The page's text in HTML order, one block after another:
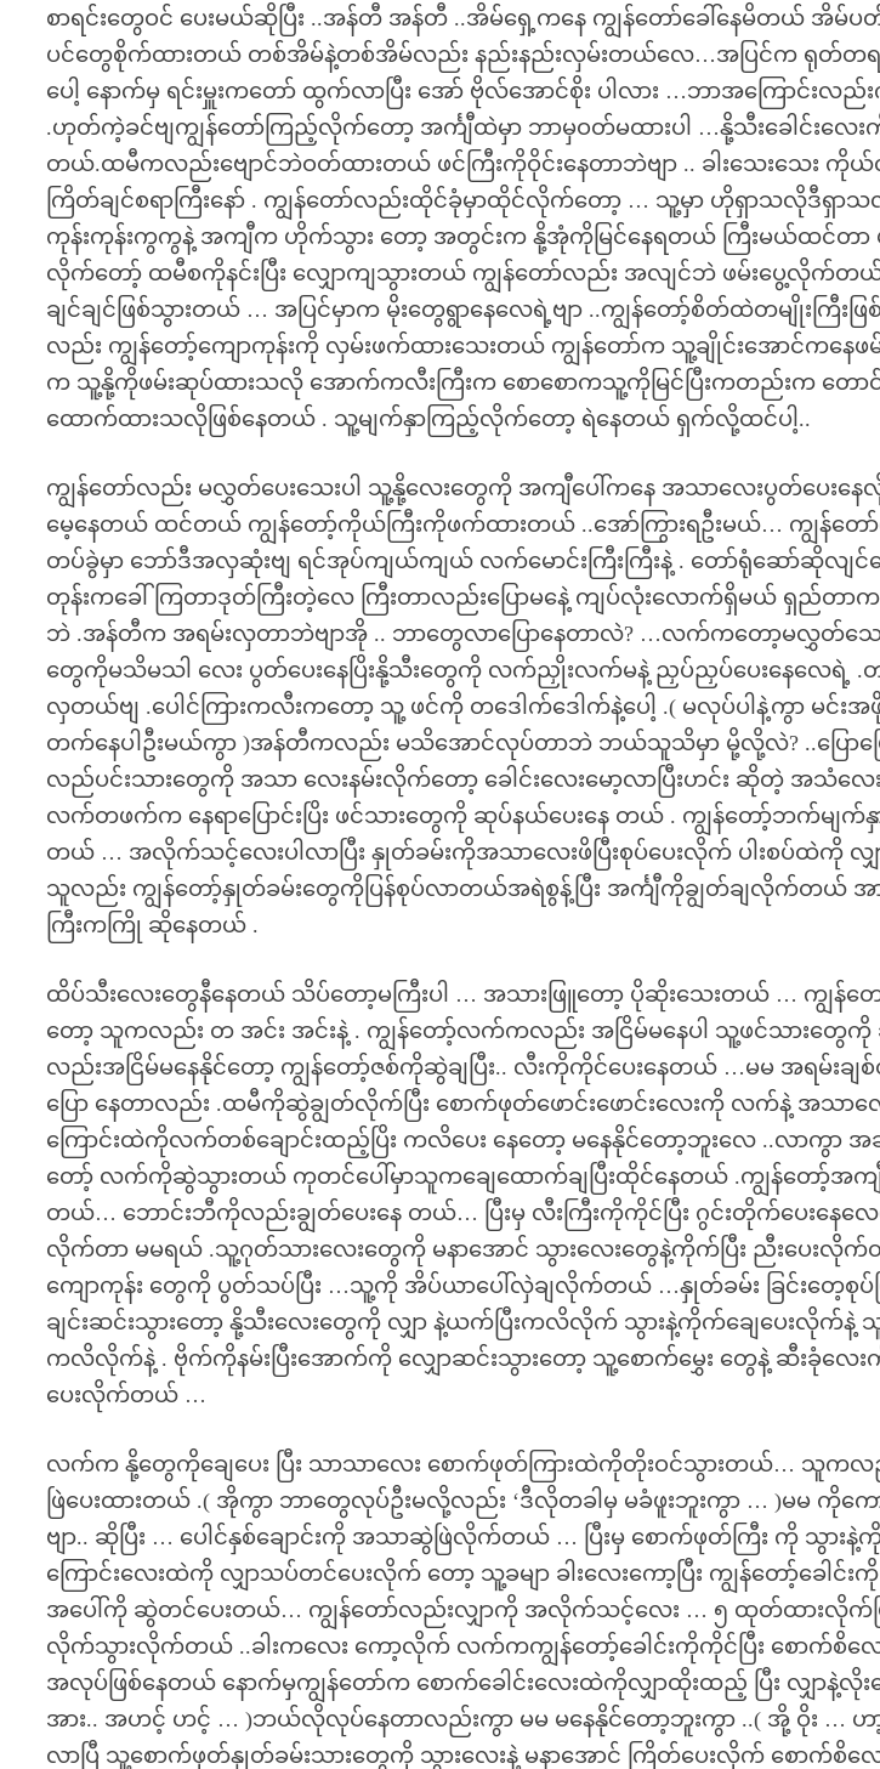
စာရင်းတွေဝင် ပေးမယ်ဆိုပြီး ..အန်တီ အန်တီ ..အိမ်ရှေ့ကနေ ကျွန်တော်ခေါ်နေမိတယ် အိမ်ပ
ပင်တွေစိုက်ထားတယ် တစ်အိမ်နဲ့တစ်အိမ်လည်း နည်းနည်းလှမ်းတယ်လေ…အပြင်က ရုတ်တရ
ပေါ့ နောက်မှ ရင်းမှူးကတော် ထွက်လာပြီး အော် ဗိုလ်အောင်စိုး ပါလား …ဘာအကြောင်း
.ဟုတ်ကဲ့ခင်ဗျကျွန်တော်ကြည့်လိုက်တော့ အင်္ကျီထဲမှာ ဘာမှဝတ်မထားပါ …နို့သီးခေါင်းလေ
တယ်.ထမီကလည်းဗျောင်ဘဲဝတ်ထားတယ် ဖင်ကြီးကိုဝိုင်းနေတာဘဲဗျာ .. ခါးသေးသေး
ကြိတ်ချင်စရာကြီးနော် . ကျွန်တော်လည်းထိုင်ခုံမှာထိုင်လိုက်တော့ … သူ့မှာ ဟိုရှာသလိုဒီရှာ
ကုန်းကုန်းကွကွနဲ့ အကျီက ဟိုက်သွား တော့ အတွင်းက နို့အုံကိုမြင်နေရတယ် ကြီးမယ်ထင်တာ မ
လိုက်တော့် ထမီစကိုနင်းပြီး လျှောကျသွားတယ် ကျွန်တော်လည်း အလျင်ဘဲ ဖမ်းပွေ့လို
ချင်ချင်ဖြစ်သွားတယ် … အပြင်မှာက မိုးတွေရွာနေလေရဲ့ဗျာ ..ကျွန်တော့်စိတ်ထဲတမျိုးကြီ
လည်း ကျွန်တော့်ကျောကုန်းကို လှမ်းဖက်ထားသေးတယ် ကျွန်တော်က သူ့ချိုင်းအောင်ကနေ
က သူ့နို့ကိုဖမ်းဆုပ်ထားသလို အောက်ကလီးကြီးက စောစောကသူ့ကိုမြင်ပြီးကတည်းက တော
ထောက်ထားသလိုဖြစ်နေတယ် . သူ့မျက်နှာကြည့်လိုက်တော့ ရဲနေတယ် ရှက်လို့ထင်ပါ့..
ကျွန်တော်လည်း မလွှတ်ပေးသေးပါ သူ့နို့လေးတွေကို အကျီပေါ်ကနေ အသာလေးပွတ်ပေးန
မေ့နေတယ် ထင်တယ် ကျွန်တော့်ကိုယ်ကြီးကိုဖက်ထားတယ် ..အော်ကြွားရဦးမယ်… ကျွန်တော်
တပ်ခွဲမှာ ဘော်ဒီအလှဆုံးဗျ ရင်အုပ်ကျယ်ကျယ် လက်မောင်းကြီးကြီးနဲ့ . တော်ရုံဆော်ဆိုလျင်က
တုန်းကခေါ်ကြတာဒုတ်ကြီးတဲ့လေ ကြီးတာလည်းပြောမနေဲ့ ကျပ်လုံးလောက်ရှိမယ် ရှည်တာ
ဘဲ .အန်တီက အရမ်းလှတာဘဲဗျာအို .. ဘာတွေလာပြောနေတာလဲ? …လက်ကတော့မလွှတ်သေ
တွေကိုမသိမသါ လေး ပွတ်ပေးနေပြိးနို့သီးတွေကို လက်ညှိုးလက်မနဲ့ ညှပ်ညှပ်ပေးနေလေရဲ့ .
လှတယ်ဗျ .ပေါင်ကြားကလီးကတော့ သူ့ ဖင်ကို တဒေါက်ဒေါက်နဲ့ပေါ့ .( မလုပ်ပါနဲ့ကွာ မင်းအဖို
တက်နေပါဦးမယ်ကွာ )အန်တီကလည်း မသိအောင်လုပ်တာဘဲ ဘယ်သူသိမှာ မို့လို့လဲ? ..ပြောပ
လည်ပင်းသားတွေကို အသာ လေးနမ်းလိုက်တော့ ခေါင်းလေးမော့လာပြီးဟင်း ဆိုတဲ့ အသံ
လက်တဖက်က နေရာပြောင်းပြိး ဖင်သားတွေကို ဆုပ်နယ်ပေးနေ တယ် . ကျွန်တော့်ဘက်မ
တယ် … အလိုက်သင့်လေးပါလာပြီး နှုတ်ခမ်းကိုအသာလေးဖိပြီးစုပ်ပေးလိုက် ပါးစပ်ထဲကို လ
သူလည်း ကျွန်တော့်နှုတ်ခမ်းတွေကိုပြန်စုပ်လာတယ်အရဲစွန့်ပြီး အင်္ကျီကိုချွတ်ချလိုက်တယ် အား
ကြီးကကြို ဆိုနေတယ် .
ထိပ်သီးလေးတွေနီနေတယ် သိပ်တော့မကြီးပါ … အသားဖြူတော့ ပိုဆိုးသေးတယ် … ကျွန်တေ
တော့ သူကလည်း တ အင်း အင်းနဲ့ . ကျွန်တော့်လက်ကလည်း အငြိမ်မနေပါ သူ့ဖင်သားတွ
လည်းအငြိမ်မနေနိုင်တော့ ကျွန်တော့်ဇစ်ကိုဆွဲချပြီး.. လီးကိုကိုင်ပေးနေတယ် …မမ အရမ်း
ပြော နေတာလည်း .ထမီကိုဆွဲချွတ်လိုက်ပြီး စောက်ဖုတ်ဖောင်းဖောင်းလေးကို လက်နဲ့ အသ
ကြောင်းထဲကိုလက်တစ်ချောင်းထည့်ပြိး ကလိပေး နေတော့ မနေနိုင်တော့ဘူးလေ ..လာကွာ အ
တော့် လက်ကိုဆွဲသွားတယ် ကုတင်ပေါ်မှာသူကချေထောက်ချပြီးထိုင်နေတယ် .ကျွန်တော့်အကျီတွ
တယ်… ဘောင်းဘီကိုလည်းချွတ်ပေးနေ တယ်… ပြီးမှ လီးကြီးကိုကိုင်ပြီး ဂွင်းတိုက်ပေးနေလေရဲ့
လိုက်တာ မမရယ် .သူ့ဂုတ်သားလေးတွေကို မနာအောင် သွားလေးတွေနဲ့ကိုက်ပြီး ညီးပေး
ကျောကုန်း တွေကို ပွတ်သပ်ပြီး …သူ့ကို အိပ်ယာပေါ်လှဲချလိုက်တယ် …နှုတ်ခမ်း ခြင်းတေ့စုပ်ပ
ချင်းဆင်းသွားတော့ နို့သီးလေးတွေကို လျှာ နဲ့ယက်ပြီးကလိလိုက် သွားနဲ့ကိုက်ချေပေးလိုက်
ကလိလိုက်နဲ့ . ဗိုက်ကိုနမ်းပြီးအောက်ကို လျှောဆင်းသွားတော့ သူ့စောက်မွှေး တွေနဲ့ ဆီးခုံလ
ပေးလိုက်တယ် …
လက်က နို့တွေကိုချေပေး ပြီး သာသာလေး စောက်ဖုတ်ကြားထဲကိုတိုးဝင်သွားတယ်… သူက
ဖြဲပေးထားတယ် .( အိုကွာ ဘာတွေလုပ်ဦးမလို့လည်း ‘ဒီလိုတခါမှ မခံဖူးဘူးကွာ … )မမ ကိုကော
ဗျာ.. ဆိုပြီး … ပေါင်နှစ်ချောင်းကို အသာဆွဲဖြဲလိုက်တယ် … ပြီးမှ စောက်ဖုတ်ကြီး ကို သွား
ကြောင်းလေးထဲကို လျှာသပ်တင်ပေးလိုက် တော့ သူ့ခမျာ ခါးလေးကော့ပြီး ကျွန်တော့်ခေါ
အပေါ်ကို ဆွဲတင်ပေးတယ်… ကျွန်တော်လည်းလျှာကို အလိုက်သင့်လေး … ၅ ထုတ်ထားလို
လိုက်သွားလိုက်တယ် ..ခါးကလေး ကော့လိုက် လက်ကကျွန်တော့်ခေါင်းကိုကိုင်ပြီး စောက်စိလ
အလုပ်ဖြစ်နေတယ် နောက်မှကျွန်တော်က စောက်ခေါင်းလေးထဲကိုလျှာထိုးထည့် ပြီး လျှာနဲ့လို
အား.. အဟင့် ဟင့် … )ဘယ်လိုလုပ်နေတာလည်းကွာ မမ မနေနိုင်တော့ဘူးကွာ ..( အို့ ဝိုး …
လာပြီ သူ့စောက်ဖုတ်နှုတ်ခမ်းသားတွေကို သွားလေးနဲ့ မနာအောင် ကြိတ်ပေးလိုက် စောက်စိလေ